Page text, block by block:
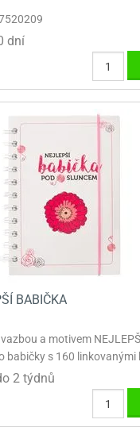
dní
BABIČKA
a motivem
babičky s 160 linkovanými
2 týdnů